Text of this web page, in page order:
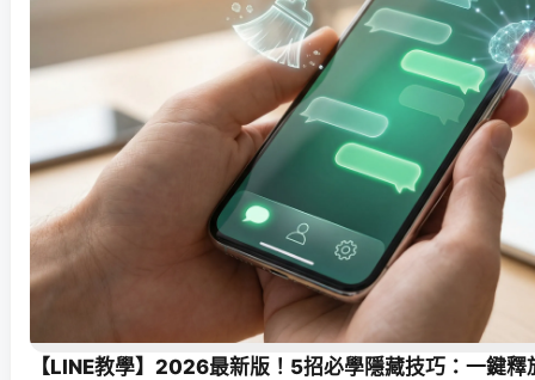
【LINE教學】2026最新版！5招必學隱藏技巧：一鍵